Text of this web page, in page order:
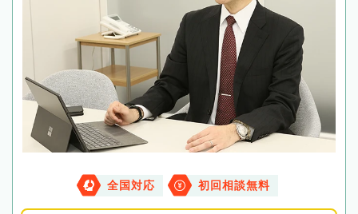
全国対応 初回相談無料